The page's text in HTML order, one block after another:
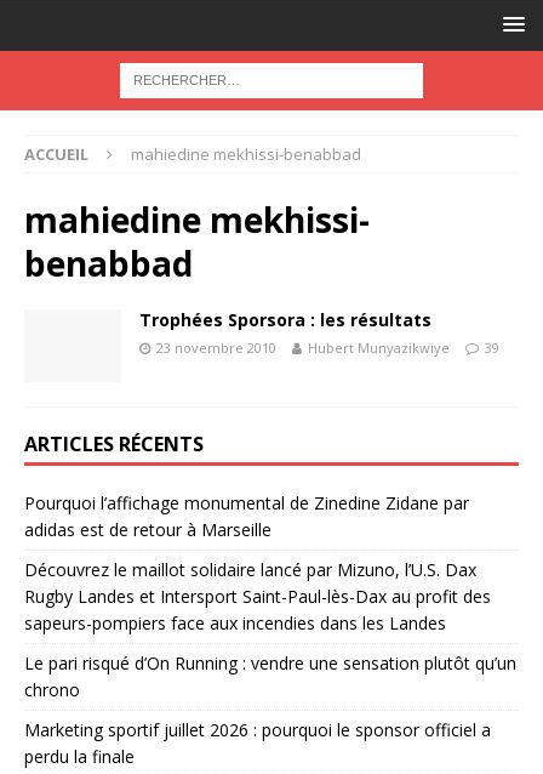
ACCUEIL mahiedine mekhissi-benabbad
mahiedine mekhissi-
benabbad
Trophées Sporsora : les résultats
23 novembre 2010 Hubert Munyazikwiye 39
ARTICLES RÉCENTS
Pourquoi l’affichage monumental de Zinedine Zidane par
adidas est de retour à Marseille
Découvrez le maillot solidaire lancé par Mizuno, l’U.S. Dax
Rugby Landes et Intersport Saint-Paul-lès-Dax au profit des
sapeurs-pompiers face aux incendies dans les Landes
Le pari risqué d’On Running : vendre une sensation plutôt qu’un
chrono
Marketing sportif juillet 2026 : pourquoi le sponsor officiel a
perdu la finale